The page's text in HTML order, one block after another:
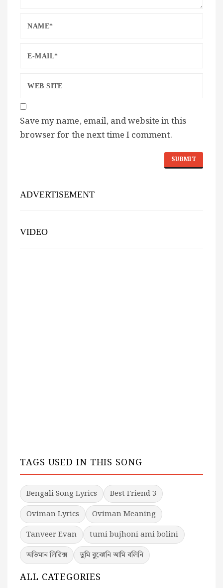
Save my name, email, and website in this
browser for the next time I comment.
ADVERTISEMENT
VIDEO
TAGS USED IN THIS SONG
Bengali Song Lyrics
Best Friend 3
Oviman Lyrics
Oviman Meaning
Tanveer Evan
tumi bujhoni ami bolini
অভিমান লিরিক্স
তুমি বুঝোনি আমি বলিনি
ALL CATEGORIES